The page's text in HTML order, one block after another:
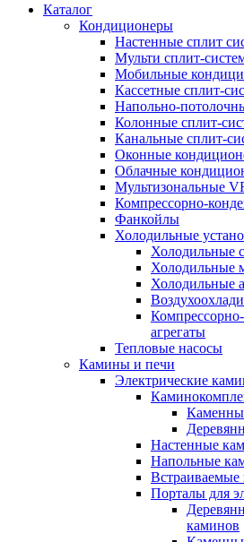
Каталог
Кондиционеры
Настенные сплит
Мульти сплит-
Мобильные
Кассетные сплит-
Напольно-
Колонные сплит-
Канальные сплит-
Оконные
Облачные
Мультизональные
Компрессорно-
Фанкойлы
Холодильные
Холодильные
Холодильные
Холодильные
агрегаты
Тепловые насосы
Камины и печи
Электрические
Настенные
Напольные
Порталы для
каминов